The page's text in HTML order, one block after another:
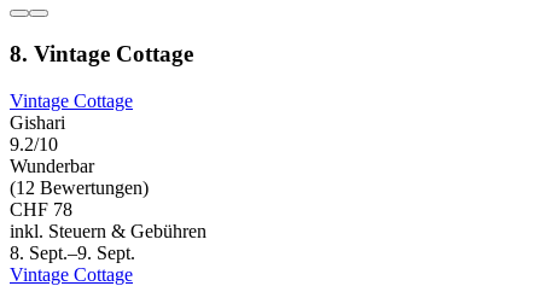
8. Vintage Cottage
Vintage Cottage
Gishari
9.2/10
Wunderbar
(12 Bewertungen)
CHF 78
inkl. Steuern & Gebühren
8. Sept.–9. Sept.
Vintage Cottage